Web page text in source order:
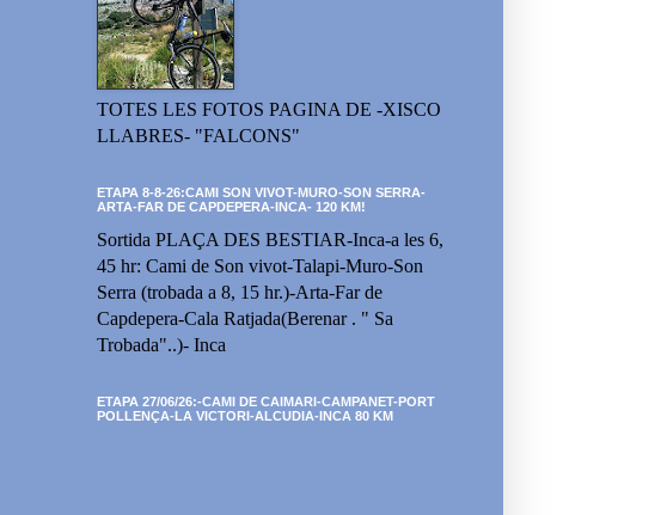
TOTES LES FOTOS PAGINA DE -XISCO
LLABRES- "FALCONS"
ETAPA 8-8-26:CAMI SON VIVOT-MURO-SON SERRA-
ARTA-FAR DE CAPDEPERA-INCA- 120 KM!
Sortida PLAÇA DES BESTIAR-Inca-a les 6,
45 hr: Cami de Son vivot-Talapi-Muro-Son
Serra (trobada a 8, 15 hr.)-Arta-Far de
Capdepera-Cala Ratjada(Berenar . " Sa
Trobada"..)- Inca
ETAPA 27/06/26:-CAMI DE CAIMARI-CAMPANET-PORT
POLLENÇA-LA VICTORI-ALCUDIA-INCA 80 KM